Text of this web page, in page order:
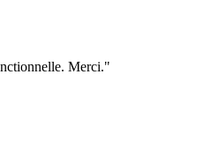
Merci."